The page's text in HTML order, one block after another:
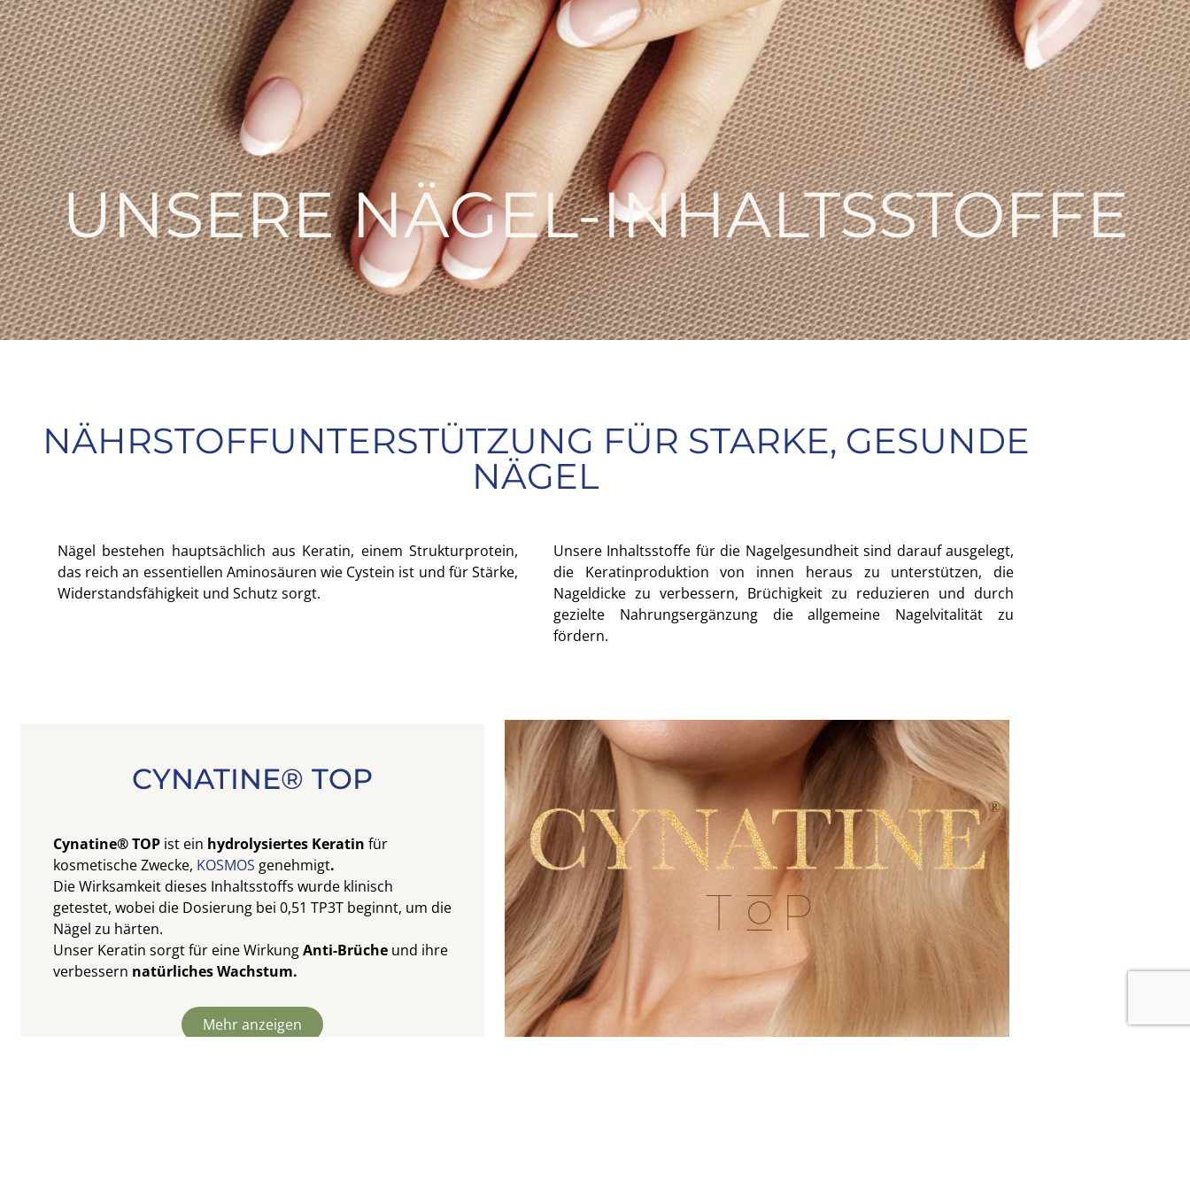
UNSERE NÄGEL-INHALTSSTOFFE
NÄHRSTOFFUNTERSTÜTZUNG FÜR STARKE, GESUNDE
NÄGEL
Nägel bestehen hauptsächlich aus Keratin, einem Strukturprotein,
das reich an essentiellen Aminosäuren wie Cystein ist und für Stärke,
Widerstandsfähigkeit und Schutz sorgt.
Unsere Inhaltsstoffe für die Nagelgesundheit sind darauf ausgelegt,
die Keratinproduktion von innen heraus zu unterstützen, die
Nageldicke zu verbessern, Brüchigkeit zu reduzieren und durch
gezielte Nahrungsergänzung die allgemeine Nagelvitalität zu
fördern.
CYNATINE® TOP
Cynatine® TOP ist ein hydrolysiertes Keratin für
kosmetische Zwecke, KOSMOS genehmigt.
Die Wirksamkeit dieses Inhaltsstoffs wurde klinisch
getestet, wobei die Dosierung bei 0,51 TP3T beginnt, um die
Nägel zu härten.
Unser Keratin sorgt für eine WirkungAnti-Brüche und ihre
verbessern natürliches Wachstum.
Mehr anzeigen